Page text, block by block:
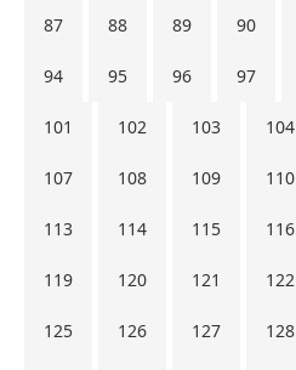
87 88 89 90
94 95 96 97
101 102 103 104
107 108 109 110
113 114 115 116
119 120 121 122
125 126 127 128